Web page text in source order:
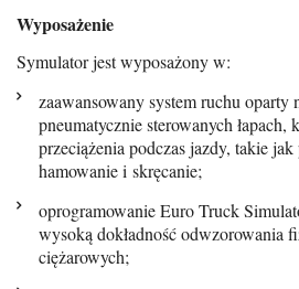
Wyposażenie
Symulator jest wyposażony w:
zaawansowany system ruchu oparty
pneumatycznie sterowanych
przeciążenia podczas jazdy, takie jak
hamowanie i skręcanie;
oprogramowanie Euro Truck
wysoką dokładność odwzorowania
ciężarowych;